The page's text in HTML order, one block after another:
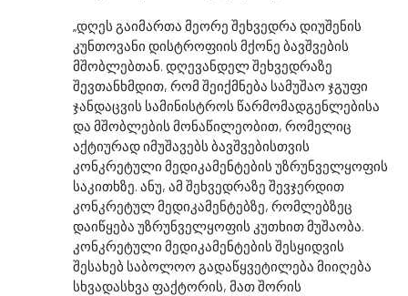
„დღეს გაიმართა მეორე შეხვედრა დიუშენის
კუნთოვანი დისტროფიის მქონე ბავშვების
მშობლებთან. დღევანდელ შეხვედრაზე
შევთანხმდით, რომ შეიქმნება სამუშაო ჯგუფი
ჯანდაცვის სამინისტროს წარმომადგენლებისა
და მშობლების მონაწილეობით, რომელიც
აქტიურად იმუშავებს ბავშვებისთვის
კონკრეტული მედიკამენტების უზრუნველყოფის
საკითხზე. ანუ, ამ შეხვედრაზე შევჯერდით
კონკრეტულ მედიკამენტებზე, რომლებზეც
დაიწყება უზრუნველყოფის კუთხით მუშაობა.
კონკრეტული მედიკამენტების შესყიდვის
შესახებ საბოლოო გადაწყვეტილება მიიღება
სხვადასხვა ფაქტორის, მათ შორის